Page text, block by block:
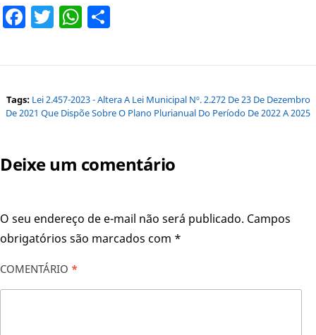
Facebook
TwitterWhatsApp
Tags: Lei 2.457-2023 - Altera A Lei Municipal Nº. 2.272 De 23 De Dezembro
De 2021 Que Dispõe Sobre O Plano Plurianual Do Período De 2022 A 2025
Deixe um comentário
O seu endereço de e-mail não será publicado. Campos
obrigatórios são marcados com *
COMENTÁRIO *